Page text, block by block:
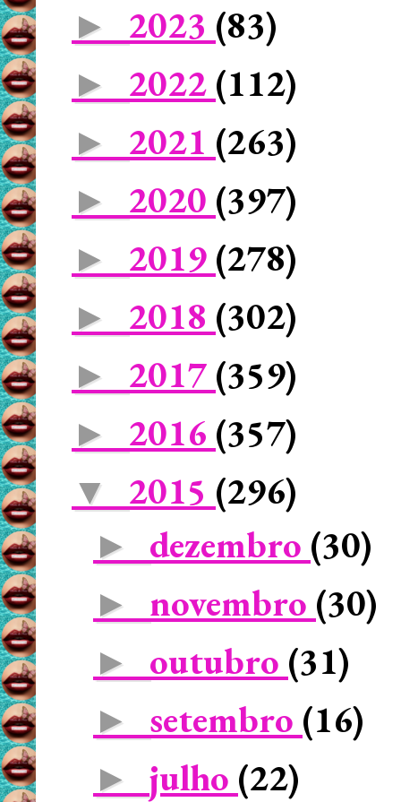
► 2023 (83)
► 2022 (112)
► 2021 (263)
► 2020 (397)
► 2019 (278)
► 2018 (302)
► 2017 (359)
► 2016 (357)
▼ 2015 (296)
► dezembro (30)
► novembro (30)
► outubro (31)
► setembro (16)
► julho (22)